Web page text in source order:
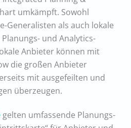
umkämpft. Sowohl
Generalisten als auch lokale
und Analytics-
Anbieter können mit
die großen Anbieter
mit ausgefeilten und
überzeugen.
gelten umfassende Planungs-